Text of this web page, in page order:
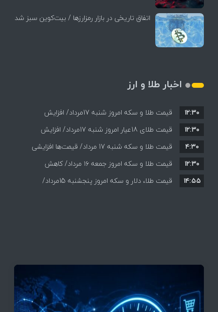
اتفاق تاریخی در بازار رمزارزها / بیت‌کوین سبز شد
اخبار طلا و ارز
قیمت طلا و سکه امروز شنبه 17مرداد/ افزایش
همه قیمت ها + جدول و جزئیات
۱۲:۳۰
قیمت طلای 18عیار امروز شنبه 17مرداد/ افزایش
قیمت + جدول و جزئیات
۱۲:۳۰
قیمت طلا و سکه شنبه 17 مرداد/ قیمت‌ها افزایشی
۴:۳۰
قیمت طلا و سکه امروز جمعه ۱۶ مرداد/ کاهش
قیمت ها+ جدول و جزییات
۱۲:۳۰
قیمت طلا، دلار و سکه امروز پنجشنبه 15مرداد/
۱۴:۵۵